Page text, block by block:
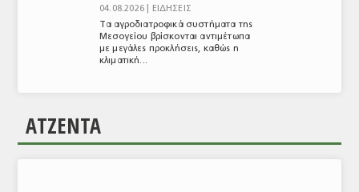
04.08.2026 |
ΕΙΔΗΣΕΙΣ
Τα αγροδιατροφικά συστήματα της
Μεσογείου βρίσκονται αντιμέτωπα
με μεγάλες προκλήσεις, καθώς η
κλιματική...
ΑΤΖΕΝΤΑ